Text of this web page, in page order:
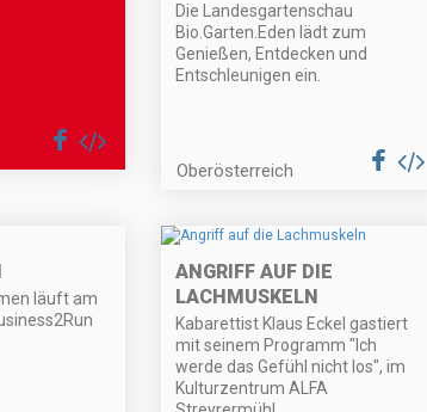
Die Landesgartenschau
Bio.Garten.Eden lädt zum
Genießen, Entdecken und
Entschleunigen ein.
Oberösterreich
läuft am
ANGRIFF AUF DIE
LACHMUSKELN
Kabarettist Klaus Eckel gastiert
mit seinem Programm "Ich
werde das Gefühl nicht los", im
Kulturzentrum ALFA